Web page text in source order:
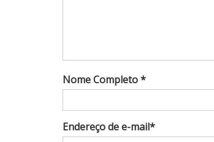
Nome Completo *
Endereço de e-mail*